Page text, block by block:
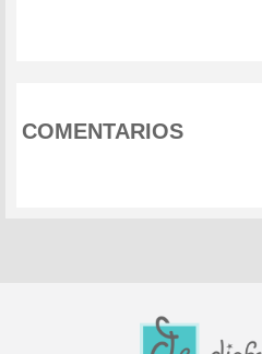
COMENTARIOS